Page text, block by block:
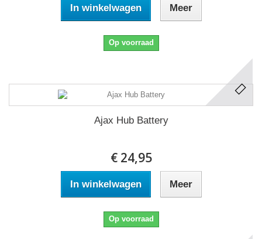
In winkelwagen Meer
Op voorraad
Ajax Hub Battery
€ 24,95
In winkelwagen Meer
Op voorraad